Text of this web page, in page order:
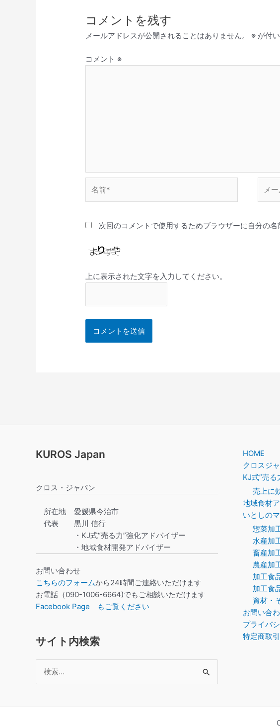
コメントを残す
メールアドレスが公開されることはありません。 ※ が付
コメント ※
前
ー
次回のコメントで使用するためブラウザーに自分の名
上に表示された文字を入力してください。
KUROS Japan
クロス・ジャパン
所在地
代表
愛媛県今治市
黒川 信行
・KJ式“売る力”強化アドバイザー
・地域食材開発アドバイザー
お問い合わせ
こちらのフォームから24時間ご連絡いただけます
お電話（090-1006-6664)でもご相談いただけます
Facebook Page もご覧ください
サイト内検索
索
象:
HOME
クロスジ
KJ式”売る
売上に
地域食材
いとしの
惣菜加
水産加
畜産加
農産加
加工食
加工食
資材・
お問い合
プライバ
特定商取